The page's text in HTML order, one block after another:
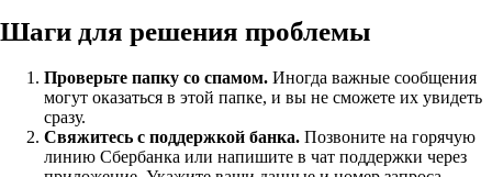
Шаги для решения проблемы
Проверьте папку со спамом. Иногда важные сообщения
могут оказаться в этой папке, и вы не сможете их увидеть
сразу.
Свяжитесь с поддержкой банка. Позвоните на горячую
линию Сбербанка или напишите в чат поддержки через